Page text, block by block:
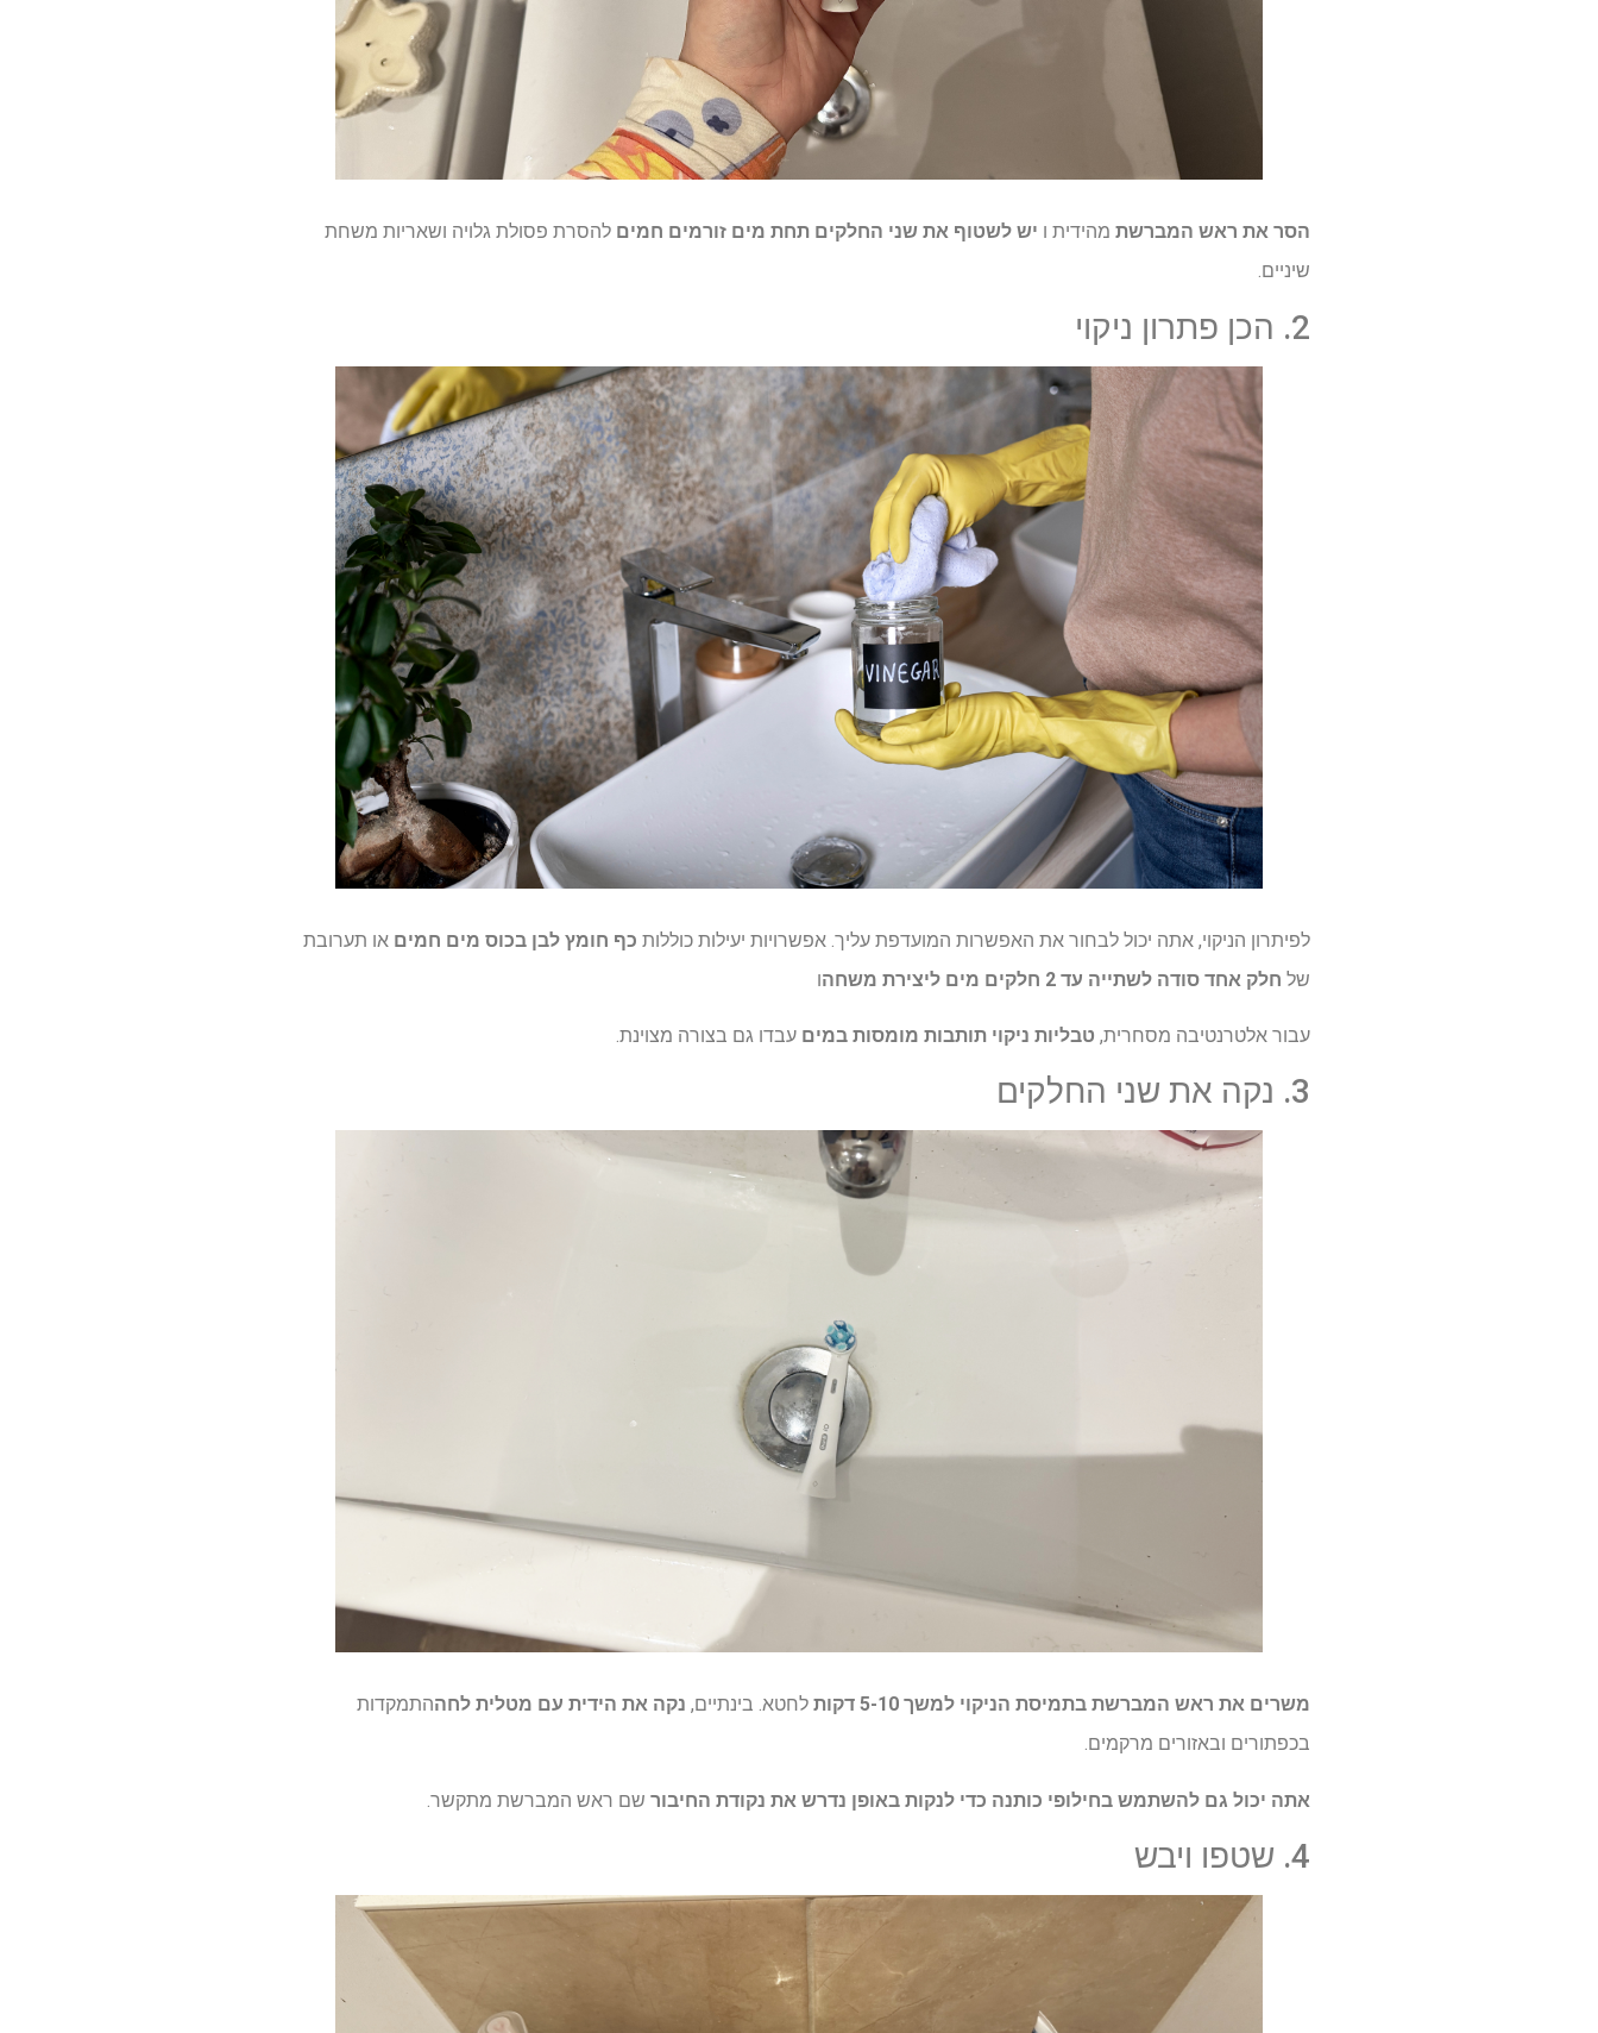
הסר את ראש המברשת מהידית ו יש לשטוף את שני החלקים תחת מים זורמים חמים להסרת פסולת גלויה ושאריות משחת
שיניים.
2. הכן פתרון ניקוי
לפיתרון הניקוי, אתה יכול לבחור את האפשרות המועדפת עליך. אפשרויות יעילות כוללות כף חומץ לבן בכוס מים חמים או תערובת
של חלק אחד סודה לשתייה עד 2 חלקים מים ליצירת משחה ו
עבור אלטרנטיבה מסחרית, טבליות ניקוי תותבות מומסות במים עבדו גם בצורה מצוינת.
3. נקה את שני החלקים
משרים את ראש המברשת בתמיסת הניקוי למשך 5-10 דקות לחטא. בינתיים, נקה את הידית עם מטלית לחההתמקדות
בכפתורים ובאזורים מרקמים.
אתה יכול גם להשתמש בחילופי כותנה כדי לנקות באופן נדרש את נקודת החיבור שם ראש המברשת מתקשר.
4. שטפו ויבש